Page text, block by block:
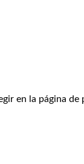
en la página de